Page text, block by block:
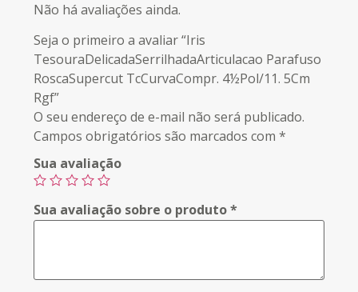
Não há avaliações ainda.
Seja o primeiro a avaliar “Iris
TesouraDelicadaSerrilhadaArticulacao Parafuso
RoscaSupercut TcCurvaCompr. 4½Pol/11. 5Cm
Rgf”
O seu endereço de e-mail não será publicado.
Campos obrigatórios são marcados com*
Sua avaliação
Sua avaliação sobre o produto*